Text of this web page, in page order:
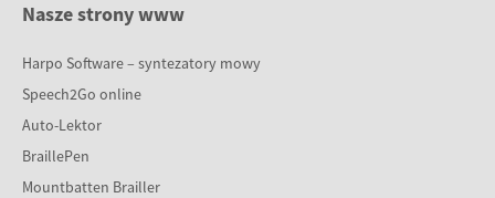
Nasze strony www
Harpo Software – syntezatory mowy
Speech2Go online
Auto-Lektor
BraillePen
Mountbatten Brailler